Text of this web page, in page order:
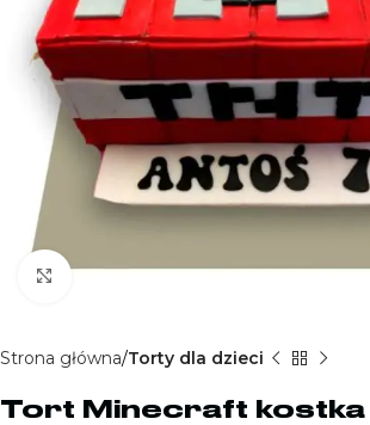
Kliknij aby powiększyć
Strona główna Torty dla dzieci
Tort Minecraft kostka